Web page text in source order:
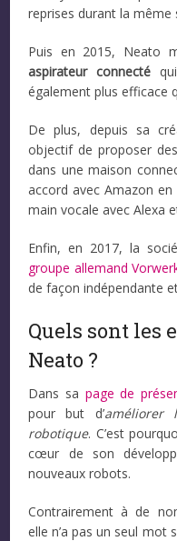
reprises durant la même
Puis en 2015, Neato
aspirateur connecté
également plus efficace
De plus, depuis sa
objectif de proposer
dans une maison
accord avec Amazon
main vocale avec Alexa
Enfin, en 2017, la
groupe allemand
de façon indépendante
Quels sont les
Neato ?
Dans sa page de
pour but d’améliorer
robotique. C’est
cœur de son
nouveaux robots.
Contrairement à de
elle n’a pas un seul mot